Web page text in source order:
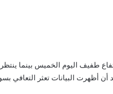
طفيف اليوم الخميس بينما
أن أظهرت البيانات تعثر التعافي